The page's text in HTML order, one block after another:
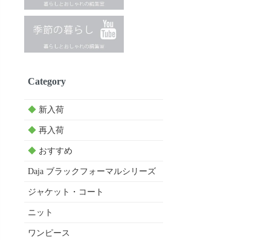
Category
◆ 新入荷
◆ 再入荷
◆ おすすめ
Daja ブラックフォーマルシリーズ
ジャケット・コート
ニット
ワンピース